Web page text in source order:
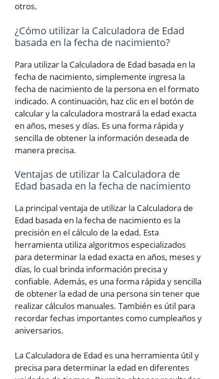
otros.
¿Cómo utilizar la Calculadora de Edad
basada en la fecha de nacimiento?
Para utilizar la Calculadora de Edad basada en la
fecha de nacimiento, simplemente ingresa la
fecha de nacimiento de la persona en el formato
indicado. A continuación, haz clic en el botón de
calcular y la calculadora mostrará la edad exacta
en años, meses y días. Es una forma rápida y
sencilla de obtener la información deseada de
manera precisa.
Ventajas de utilizar la Calculadora de
Edad basada en la fecha de nacimiento
La principal ventaja de utilizar la Calculadora de
Edad basada en la fecha de nacimiento es la
precisión en el cálculo de la edad. Esta
herramienta utiliza algoritmos especializados
para determinar la edad exacta en años, meses y
días, lo cual brinda información precisa y
confiable. Además, es una forma rápida y sencilla
de obtener la edad de una persona sin tener que
realizar cálculos manuales. También es útil para
recordar fechas importantes como cumpleaños y
aniversarios.
La Calculadora de Edad es una herramienta útil y
precisa para determinar la edad en diferentes